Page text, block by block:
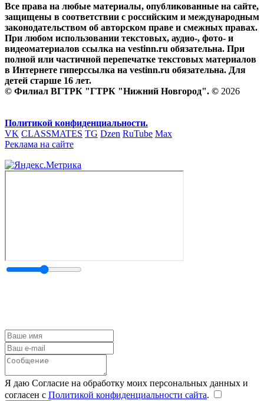
Все права на любые материалы, опубликованные на сайте,
защищены в соответствии с российским и международным
законодательством об авторском праве и смежных правах.
При любом использовании текстовых, аудио-, фото- и
видеоматериалов ссылка на vestinn.ru обязательна. При
полной или частичной перепечатке текстовых материалов
в Интернете гиперссылка на vestinn.ru обязательна. Для
детей старше 16 лет.
© Филиал ВГТРК "ГТРК "Нижний Новгород". © 2026
Политикой конфиденциальности.
VK CLASSMATES TG Dzen RuTube Max
Реклама на сайте
Я даю Согласие на обработку моих персональных данных и
согласен с Политикой конфиденциальности сайта.